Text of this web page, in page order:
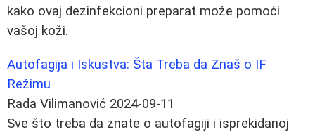
kako ovaj dezinfekcioni preparat može pomoći
vašoj koži.
Autofagija i Iskustva: Šta Treba da Znaš o IF
Režimu
Rada Vilimanović 2024-09-11
Sve što treba da znate o autofagiji i isprekidanoj